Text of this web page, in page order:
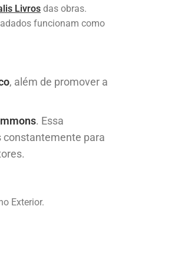
Livros das obras.
funcionam como
, além de promover a
. Essa
constantemente para
Exterior.